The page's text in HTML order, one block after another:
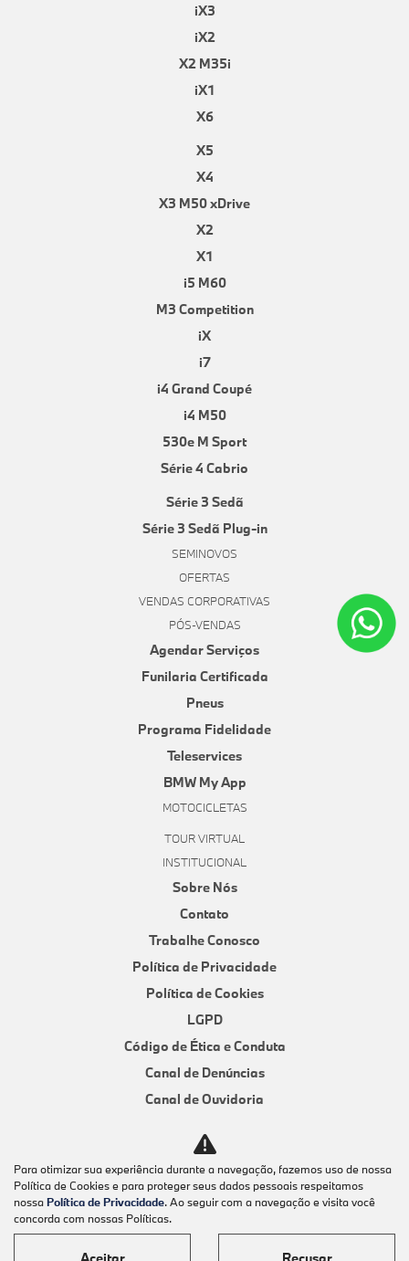
iX3
iX2
X2 M35i
iX1
X6
X5
X4
X3 M50 xDrive
X2
X1
i5 M60
M3 Competition
iX
i7
i4 Grand Coupé
i4 M50
530e M Sport
Série 4 Cabrio
Série 3 Sedã
Série 3 Sedã Plug-in
SEMINOVOS
OFERTAS
VENDAS CORPORATIVAS
PÓS-VENDAS
Agendar Serviços
Funilaria Certificada
Pneus
Programa Fidelidade
Teleservices
BMW My App
MOTOCICLETAS
TOUR VIRTUAL
INSTITUCIONAL
Sobre Nós
Contato
Trabalhe Conosco
Política de Privacidade
Política de Cookies
LGPD
Código de Ética e Conduta
Canal de Denúncias
Canal de Ouvidoria
Sorocaba
Piracicaba
COMPARATIVO
COMPARATIVO
Para otimizar sua experiência durante a navegação, fazemos uso de nossa
Política de Cookies e para proteger seus dados pessoais respeitamos
nossaPolítica de Privacidade. Ao seguir com a navegação e visita você
concorda com nossas Políticas.
Aceitar Recusar